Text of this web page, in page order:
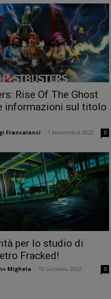
Rise Of The Ghost
informazioni sul titolo
Francalanci 1 Novembre 2022 0
per lo studio di
Fracked!
Mighela 18 Gennaio 2022 0